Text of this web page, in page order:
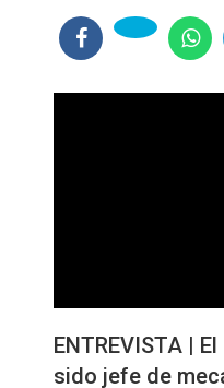
ENTREVISTA |
sido jefe de